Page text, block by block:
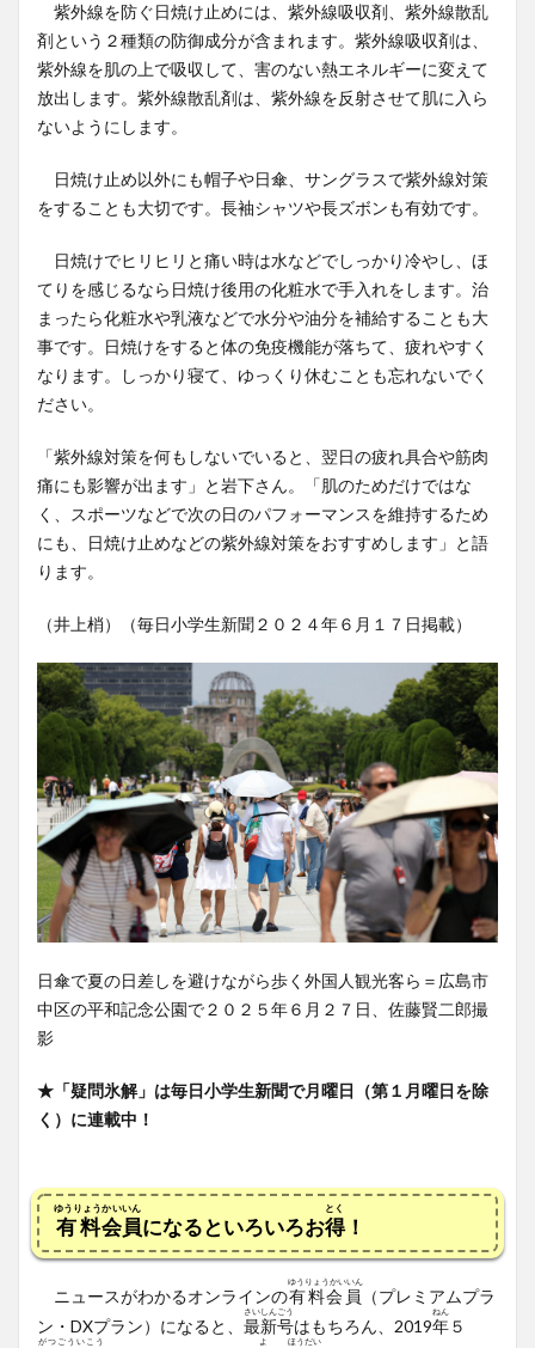
紫外線を防ぐ日焼け止めには、紫外線吸収剤、紫外線散乱
剤という２種類の防御成分が含まれます。紫外線吸収剤は、
紫外線を肌の上で吸収して、害のない熱エネルギーに変えて
放出します。紫外線散乱剤は、紫外線を反射させて肌に入ら
ないようにします。
日焼け止め以外にも帽子や日傘、サングラスで紫外線対策
をすることも大切です。長袖シャツや長ズボンも有効です。
日焼けでヒリヒリと痛い時は水などでしっかり冷やし、ほ
てりを感じるなら日焼け後用の化粧水で手入れをします。治
まったら化粧水や乳液などで水分や油分を補給することも大
事です。日焼けをすると体の免疫機能が落ちて、疲れやすく
なります。しっかり寝て、ゆっくり休むことも忘れないでく
ださい。
「紫外線対策を何もしないでいると、翌日の疲れ具合や筋肉
痛にも影響が出ます」と岩下さん。「肌のためだけではな
く、スポーツなどで次の日のパフォーマンスを維持するため
にも、日焼け止めなどの紫外線対策をおすすめします」と語
ります。
（井上梢）（毎日小学生新聞２０２４年６月１７日掲載）
日傘で夏の日差しを避けながら歩く外国人観光客ら＝広島市
中区の平和記念公園で２０２５年６月２７日、佐藤賢二郎撮
影
★「疑問氷解」は毎日小学生新聞で月曜日（第１月曜日を除
く）に連載中！
有料
ゆうりょう
会員
かいいん
になるといろいろお得
とく
！
ニュースがわかるオンラインの有料会員
ゆうりょうかいいん
（プレミアムプラ
ン・DXプラン） になると、 最新号
さいしんごう
はもちろん、2019年
ねん
５
がつごういこう よ ほうだい